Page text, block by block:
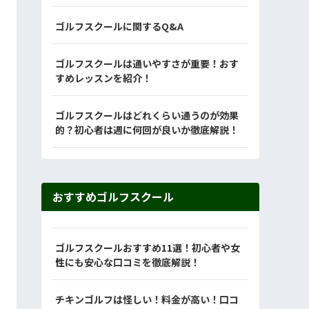
ゴルフスクールに関するQ&A
ゴルフスクールは通いやすさが重要！おす
すめレッスンを紹介！
ゴルフスクールはどれくらい通うのが効果
的？初心者は週に何回が良いか徹底解説！
おすすめゴルフスクール
ゴルフスクールおすすめ11選！初心者や女
性にも安心な口コミを徹底解説！
チキンゴルフは怪しい！料金が高い！口コ